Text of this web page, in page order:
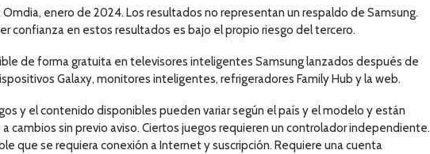
Omdia, enero de 2024. Los resultados no representan un respaldo de Samsung.
confianza en estos resultados es bajo el propio riesgo del tercero.
de forma gratuita en televisores inteligentes Samsung lanzados después de
Galaxy, monitores inteligentes, refrigeradores Family Hub y la web.
y el contenido disponibles pueden variar según el país y el modelo y están
cambios sin previo aviso. Ciertos juegos requieren un controlador independiente.
que se requiera conexión a Internet y suscripción. Requiere una cuenta